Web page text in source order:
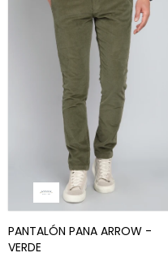
PANTALÓN PANA ARROW -
VERDE